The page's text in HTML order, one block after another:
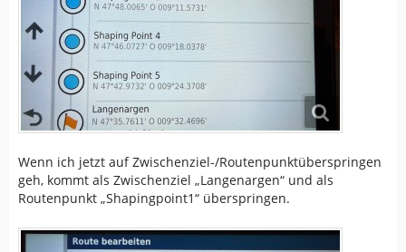
Wenn ich jetzt auf Zwischenziel-/Routenpunktüberspringen
geh, kommt als Zwischenziel „Langenargen“ und als
Routenpunkt „Shapingpoint1“ überspringen.